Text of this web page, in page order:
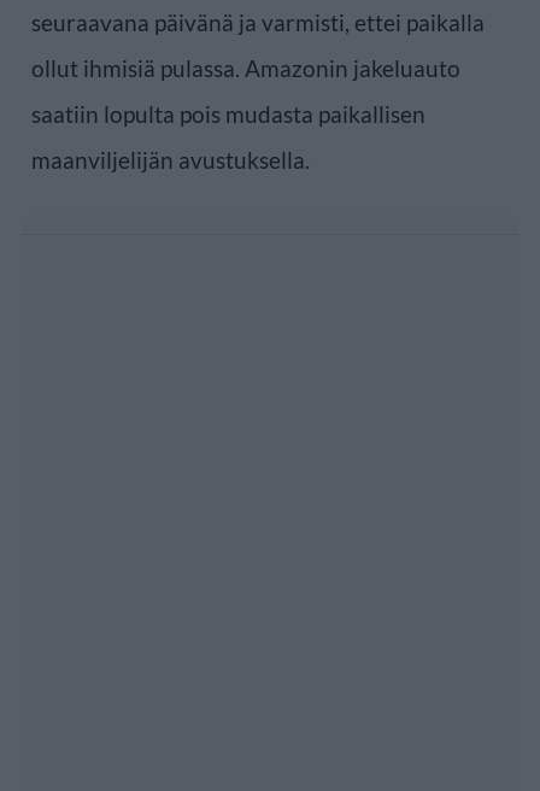
seuraavana päivänä ja varmisti, ettei paikalla
ollut ihmisiä pulassa. Amazonin jakeluauto
saatiin lopulta pois mudasta paikallisen
maanviljelijän avustuksella.